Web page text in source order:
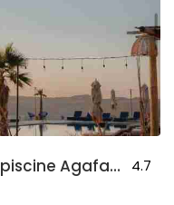
Quad + déjeuner et accès piscine Agafay Valley + transport 4.7